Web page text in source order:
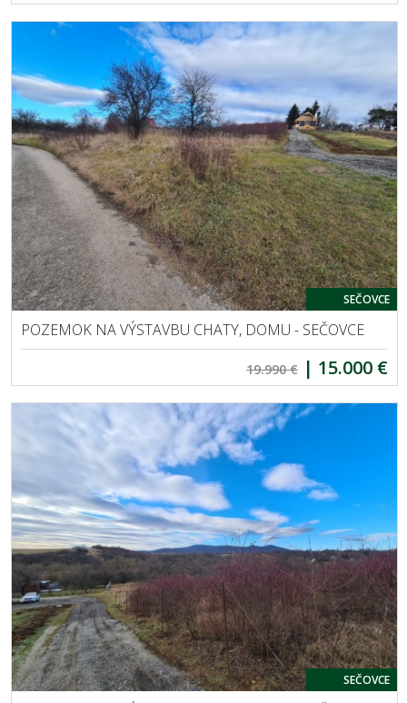
SEČOVCE
POZEMOK NA VÝSTAVBU CHATY, DOMU - SEČOVCE
19.990 € | 15.000 €
SEČOVCE